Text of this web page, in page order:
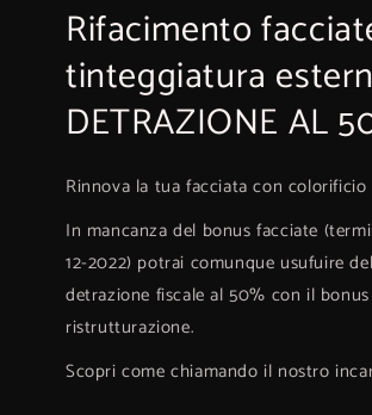
Rifacimento
tinteggiatura
DETRAZIONE AL
Rinnova la tua facciata con colorificio
In mancanza del bonus facciate
12-2022) potrai comunque usufuire
detrazione fiscale al 50% con il bonus
ristrutturazione.
Scopri come chiamando il nostro